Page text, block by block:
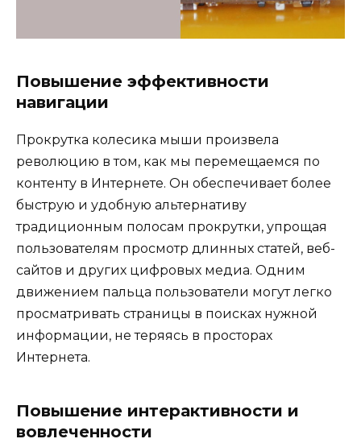
Повышение эффективности
навигации
Прокрутка колесика мыши произвела
революцию в том, как мы перемещаемся по
контенту в Интернете. Он обеспечивает более
быструю и удобную альтернативу
традиционным полосам прокрутки, упрощая
пользователям просмотр длинных статей, веб-
сайтов и других цифровых медиа. Одним
движением пальца пользователи могут легко
просматривать страницы в поисках нужной
информации, не теряясь в просторах
Интернета.
Повышение интерактивности и
вовлеченности